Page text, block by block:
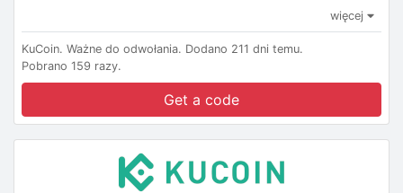
więcej
KuCoin. Ważne do odwołania. Dodano 211 dni temu.
Pobrano 159 razy.
Get a code